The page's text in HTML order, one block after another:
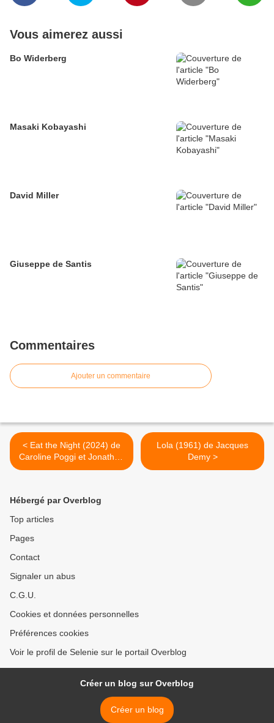
Vous aimerez aussi
Bo Widerberg
Masaki Kobayashi
David Miller
Giuseppe de Santis
Commentaires
Ajouter un commentaire
< Eat the Night (2024) de
Caroline Poggi et Jonathan
Vinel
Lola (1961) de Jacques
Demy >
Hébergé par Overblog
Top articles
Pages
Contact
Signaler un abus
C.G.U.
Cookies et données personnelles
Préférences cookies
Voir le profil de Selenie sur le portail Overblog
Créer un blog sur Overblog
Créer un blog